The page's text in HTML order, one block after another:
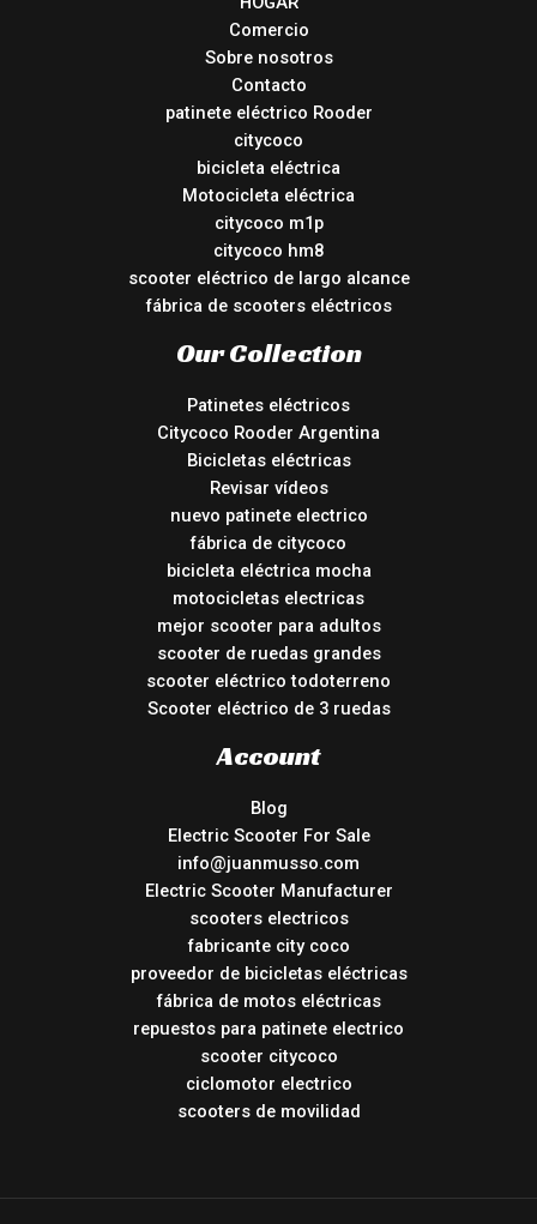
Comercio
Sobre nosotros
Contacto
patinete eléctrico Rooder
citycoco
bicicleta eléctrica
Motocicleta eléctrica
citycoco m1p
citycoco hm8
scooter eléctrico de largo alcance
fábrica de scooters eléctricos
Our Collection
Patinetes eléctricos
Citycoco Rooder Argentina
Bicicletas eléctricas
Revisar vídeos
nuevo patinete electrico
fábrica de citycoco
bicicleta eléctrica mocha
motocicletas electricas
mejor scooter para adultos
scooter de ruedas grandes
scooter eléctrico todoterreno
Scooter eléctrico de 3 ruedas
Account
Blog
Electric Scooter For Sale
info@juanmusso.com
Electric Scooter Manufacturer
scooters electricos
fabricante city coco
proveedor de bicicletas eléctricas
fábrica de motos eléctricas
repuestos para patinete electrico
scooter citycoco
ciclomotor electrico
scooters de movilidad